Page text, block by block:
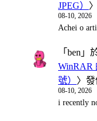
JPEG）
08-10, 2026
Achei o
「 ben 」
WinRAR
號） 〉
08-10, 2026
i recently